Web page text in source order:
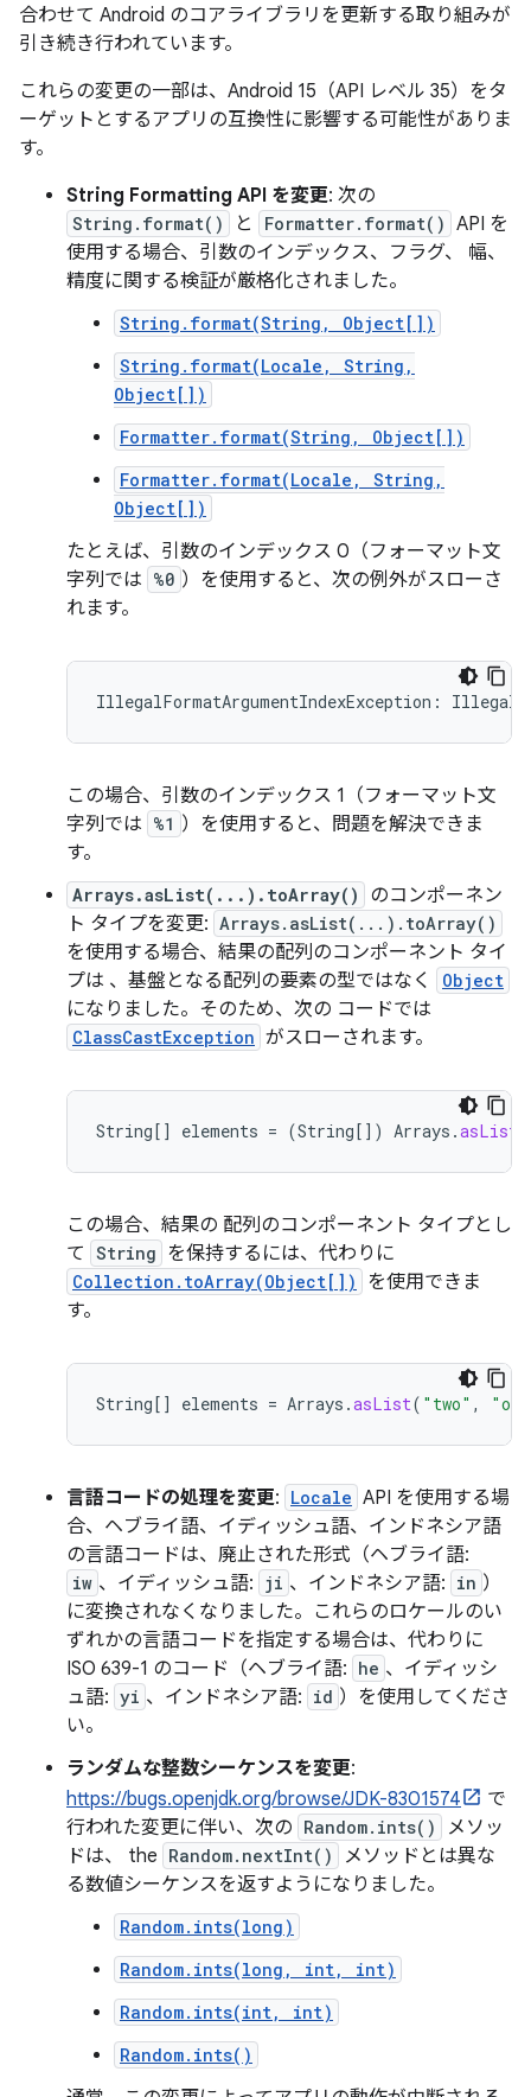
合わせて Android のコアライブラリを更新する取り組みが
引き続き行われています。
これらの変更の一部は、Android 15（API レベル 35）をタ
ーゲットとするアプリの互換性に影響する可能性がありま
す。
String Formatting API を変更: 次の
String.format() と Formatter.format() API を
使用する場合、引数のインデックス、フラグ、 幅、
精度に関する検証が厳格化されました。
String.format(String, Object[])
String.format(Locale, String,
Object[])
Formatter.format(String, Object[])
Formatter.format(Locale, String,
Object[])
たとえば、引数のインデックス 0（フォーマット文
字列では %0 ）を使用すると、次の例外がスローさ
れます。
この場合、引数のインデックス 1（フォーマット文
字列では %1 ）を使用すると、問題を解決できま
す。
Arrays.asList(...).toArray()
のコンポーネン
ト タイプを変更: Arrays.asList(...).toArray()
を使用する場合、結果の配列のコンポーネント タイ
プは 、基盤となる配列の要素の型ではなく
Object
になりました。そのため、次の コードでは
ClassCastException がスローされます。
String[] elements = (String[] ) Arrays .asList
この場合、結果の 配列のコンポーネント タイプとし
て String を保持するには、代わりに
Collection.toArray(Object[])
を使用できま
す。
String[] elements = Arrays .asList( "two" ,
言語コードの処理を変更: Locale API を使用する場
合、ヘブライ語、イディッシュ語、インドネシア語
の言語コードは、廃止された形式（ヘブライ語:
iw 、イディッシュ語: ji 、インドネシア語: in ）
に変換されなくなりました。これらのロケールのい
ずれかの言語コードを指定する場合は、代わりに
ISO 639-1 のコード（ヘブライ語: he 、イディッシ
ュ語: yi 、インドネシア語: id ）を使用してくださ
い。
ランダムな整数シーケンスを変更:
https://bugs.openjdk.org/browse/JDK-8301574
で
行われた変更に伴い、次の Random.ints()
メソッ
ドは、 the Random.nextInt()
メソッドとは異な
る数値シーケンスを返すようになりました。
Random.ints(long)
Random.ints(long, int, int)
Random.ints(int, int)
Random.ints()